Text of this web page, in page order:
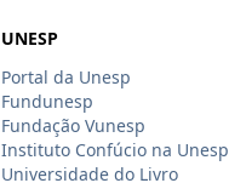
UNESP
Portal da Unesp
Fundunesp
Fundação Vunesp
Instituto Confúcio na Unesp
Universidade do Livro